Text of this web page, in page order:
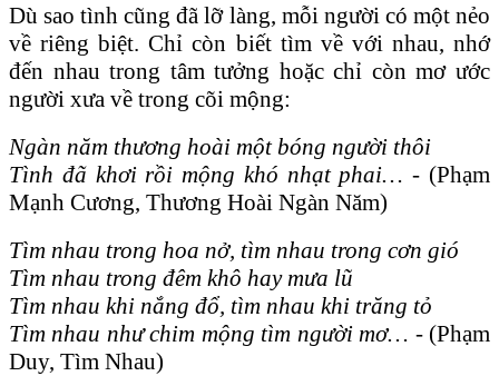
Dù sao tình cũng đã lỡ làng, mỗi người có một nẻo
về riêng biệt. Chỉ còn biết tìm về với nhau, nhớ
đến nhau trong tâm tưởng hoặc chỉ còn mơ ước
người xưa về trong cõi mộng:
Ngàn năm thương hoài một bóng người thôi
Tình đã khơi rồi mộng khó nhạt phai… - (Phạm
Mạnh Cương, Thương Hoài Ngàn Năm)
Tìm nhau trong hoa nở, tìm nhau trong cơn gió
Tìm nhau trong đêm khô hay mưa lũ
Tìm nhau khi nắng đổ, tìm nhau khi trăng tỏ
Tìm nhau như chim mộng tìm người mơ… - (Phạm
Duy, Tìm Nhau)